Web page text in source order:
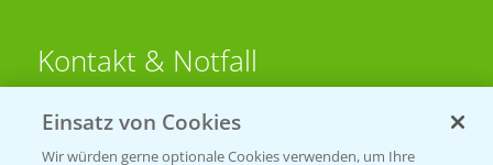
Kontakt & Notfall
Beratung auf WhatsApp
T.+49 (0)174 346 564 1
Einsatz von Cookies
Wir würden gerne optionale Cookies verwenden, um Ihre